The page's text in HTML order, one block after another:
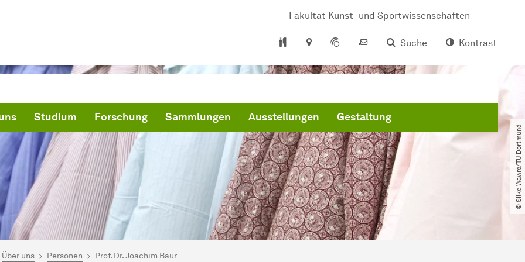
Fakultät Kunst- und Sportwissenschaften
Suche
Kontrast
Studium Forschung Sammlungen Ausstellungen Gestaltung
© Silke Wawro​/​TU Dortmund
hier:
Über uns Personen Prof. Dr. Joachim Baur